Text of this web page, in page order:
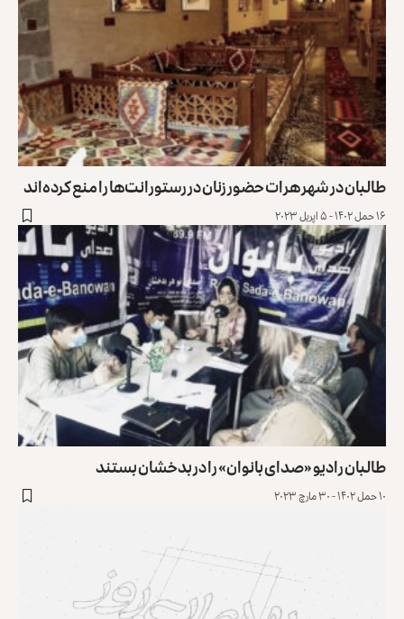
طالبان در شهر هرات حضور زنان در رستورانت‌ها را منع کرده‌اند
۱۶ حمل ۱۴۰۲ - ۵ اپریل ۲۰۲۳
طالبان رادیو «صدای بانوان» را در بدخشان بستند
۱۰ حمل ۱۴۰۲ - ۳۰ مارچ ۲۰۲۳